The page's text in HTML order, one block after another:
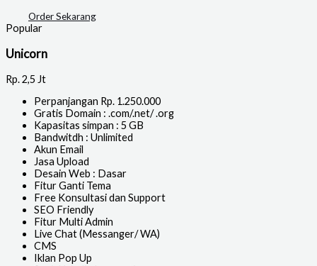
Order Sekarang
Popular
Unicorn
Rp.2,5 Jt
Perpanjangan Rp. 1.250.000
Gratis Domain : .com/.net/ .org
Kapasitas simpan : 5 GB
Bandwitdh : Unlimited
Akun Email
Jasa Upload
Desain Web : Dasar
Fitur Ganti Tema
Free Konsultasi dan Support
SEO Friendly
Fitur Multi Admin
Live Chat (Messanger/ WA)
CMS
Iklan Pop Up